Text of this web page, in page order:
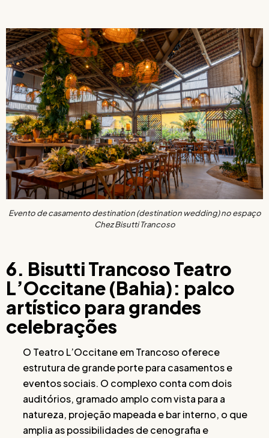
Evento de casamento destination (destination wedding) no espaço
Chez Bisutti Trancoso
6. Bisutti Trancoso Teatro
L’Occitane (Bahia): palco
artístico para grandes
celebrações
O Teatro L’Occitane em Trancoso oferece
estrutura de grande porte para casamentos e
eventos sociais. O complexo conta com dois
auditórios, gramado amplo com vista para a
natureza, projeção mapeada e bar interno, o que
amplia as possibilidades de cenografia e